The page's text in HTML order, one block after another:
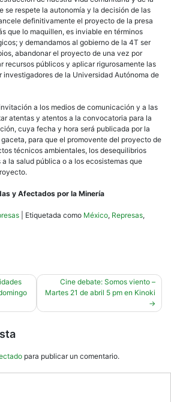
se respete la autonomía y la decisión de las
definitivamente el proyecto de la presa
que lo maquillen, es inviable en términos
y demandamos al gobierno de la 4T ser
abandonar el proyecto de una vez por
recursos públicos y aplicar rigurosamente las
de la Universidad Autónoma de
a los medios de comunicación y a las
atentas y atentos a la convocatoria para la
cuya fecha y hora será publicada por la
para que el promovente del proyecto de
técnicos ambientales, los desequilibrios
la salud pública o a los ecosistemas que
y Afectados por la Minería
Etiquetada como México, Represas,
Cine debate: Somos viento –
Martes 21 de abril 5 pm en Kinoki
para publicar un comentario.